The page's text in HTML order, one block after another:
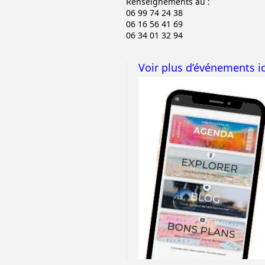
06 99 74 24 38
06 16 56 41 69
06 34 01 32 94
Voir plus d’événements